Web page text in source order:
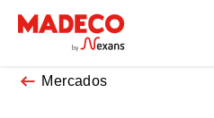
Mercados